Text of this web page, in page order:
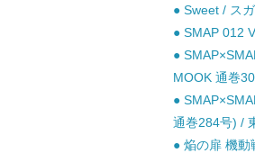
● Sweet / ス
● SMAP 012
●
MOOK 通巻
●
通巻284号) /
● 焔の扉 機動